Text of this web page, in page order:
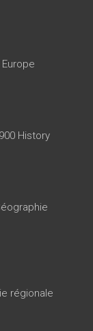
Europe
History
régionale